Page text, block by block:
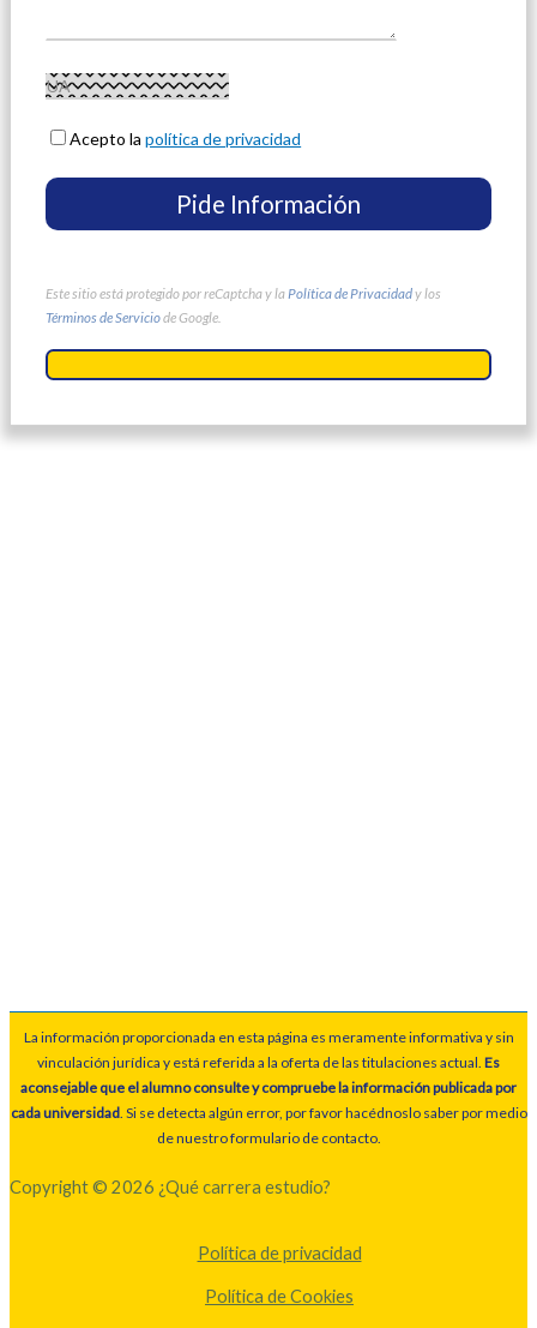
Acepto lapolítica de privacidad
Este sitio está protegido por reCaptcha y la Política de Privacidady los
Términos de Serviciode Google.
La información proporcionada en esta página es meramente informativa y sin
vinculación jurídica y está referida a la oferta de las titulaciones actual. Es
aconsejable que el alumno consulte y compruebe la información publicada por
cada universidad. Si se detecta algún error, por favor hacédnoslo saber por medio
de nuestro formulario de contacto.
Copyright © 2026 ¿Qué carrera estudio?
Política de privacidad
Política de Cookies